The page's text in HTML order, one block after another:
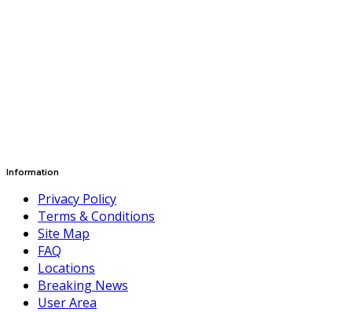
Information
Privacy Policy
Terms & Conditions
Site Map
FAQ
Locations
Breaking News
User Area